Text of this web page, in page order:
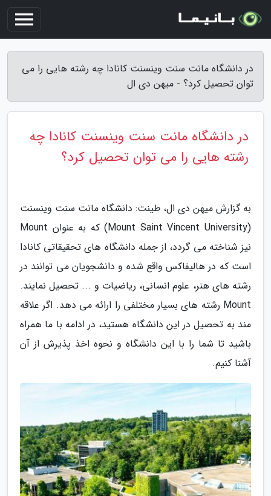
در دانشگاه مانت سنت وینسنت کانادا چه رشته هایی را می
توان تحصیل کرد؟ - میهن دی ال
در دانشگاه مانت سنت وینسنت کانادا چه
رشته هایی را می توان تحصیل کرد؟
به گزارش میهن دی ال، طینت: دانشگاه مانت سنت وینسنت
(Mount Saint Vincent University) که به عنوان Mount
نیز شناخته می گردد، از جمله دانشگاه های تحقیقاتی کانادا
است که در هالیفاکس واقع شده و دانشجویان می توانند در
رشته های هنر، علوم انسانی، ریاضیات و ... تحصیل نمایند.
Mount رشته های بسیار مختلفی را ارائه می دهد. اگر علاقه
مند به تحصیل در این دانشگاه هستید، در ادامه با ما همراه
باشید تا شما را با این دانشگاه و نحوه اخذ پذیرش از آن
آشنا کنیم.